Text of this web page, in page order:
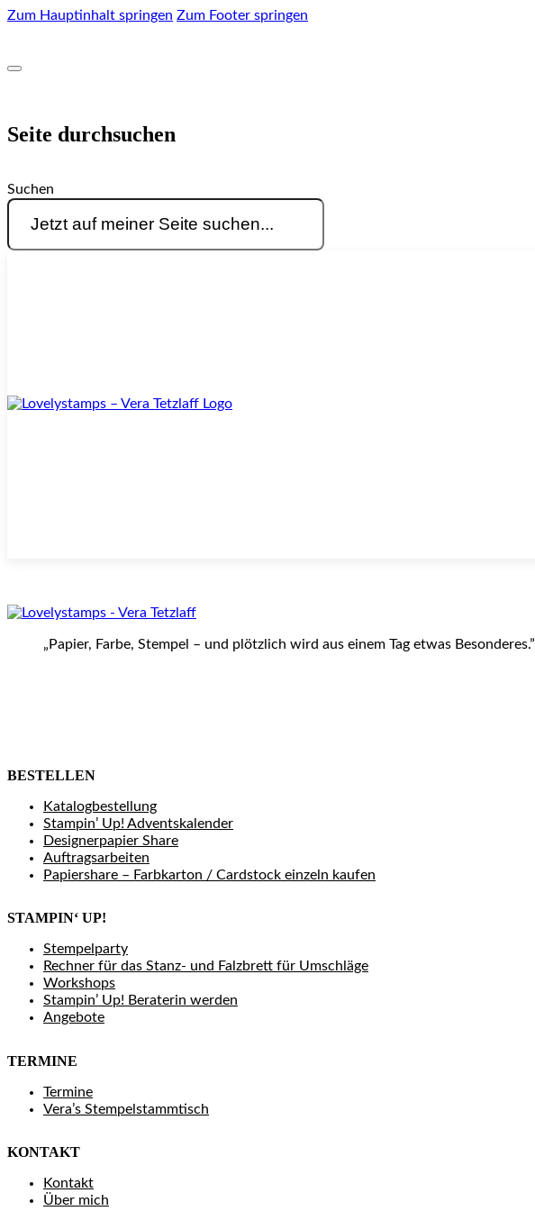
Zum Hauptinhalt springen Zum Footer springen
Seite durchsuchen
Suchen
„Papier, Farbe, Stempel – und plötzlich wird aus einem Tag etwas Besonderes.”
BESTELLEN
Katalogbestellung
Stampin’ Up! Adventskalender
Designerpapier Share
Auftragsarbeiten
Papiershare – Farbkarton / Cardstock einzeln kaufen
STAMPIN‘ UP!
Stempelparty
Rechner für das Stanz- und Falzbrett für Umschläge
Workshops
Stampin’ Up! Beraterin werden
Angebote
TERMINE
Termine
Vera’s Stempelstammtisch
KONTAKT
Kontakt
Über mich